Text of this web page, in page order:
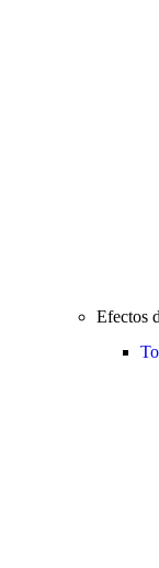
Efectos